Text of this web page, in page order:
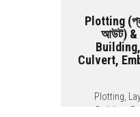
Plotting
আউট) &
Culvert,
Plotting,
Building,